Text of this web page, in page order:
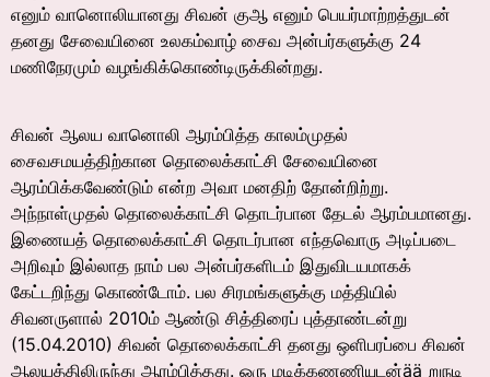
எனும் வானொலியானது சிவன் குஆ எனும் பெயர்மாற்றத்துடன்
தனது சேவையினை உலகம்வாழ் சைவ அன்பர்களுக்கு 24
மணிநேரமும் வழங்கிக்கொண்டிருக்கின்றது.
சிவன் ஆலய வானொலி ஆரம்பித்த காலம்முதல்
சைவசமயத்திற்கான தொலைக்காட்சி சேவையினை
ஆரம்பிக்கவேண்டும் என்ற அவா மனதிற் தோன்றிற்று.
அந்நாள்முதல் தொலைக்காட்சி தொடர்பான தேடல் ஆரம்பமானது.
இணையத் தொலைக்காட்சி தொடர்பான எந்தவொரு அடிப்படை
அறிவும் இல்லாத நாம் பல அன்பர்களிடம் இதுவிடயமாகக்
கேட்டறிந்து கொண்டோம். பல சிரமங்களுக்கு மத்தியில்
சிவனருளால் 2010ம் ஆண்டு சித்திரைப் புத்தாண்டன்று
(15.04.2010) சிவன் தொலைக்காட்சி தனது ஒளிபரப்பை சிவன்
ஆலயத்திலிருந்து ஆரம்பித்தது. ஒரு மடிக்கணணியுடன்ää றுநடி